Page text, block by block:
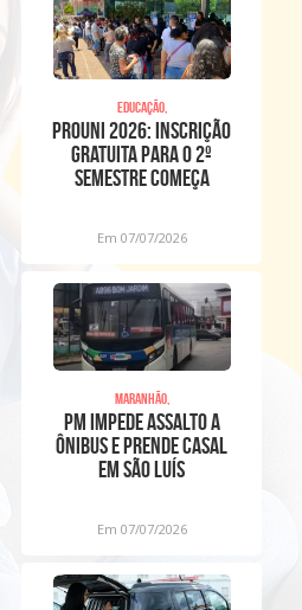
Educação,
Prouni 2026: inscrição
gratuita para o 2º
semestre começa
Em 07/07/2026
Maranhão,
PM impede assalto a
ônibus e prende casal
em São Luís
Em 07/07/2026